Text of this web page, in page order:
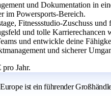
und Dokumentation in
im Powersports-Bereich.
Fitnessstudio-Zuschuss und
und tolle Karrierechancen
und entwickle deine
und sicherer
Jahr.
ist ein führender